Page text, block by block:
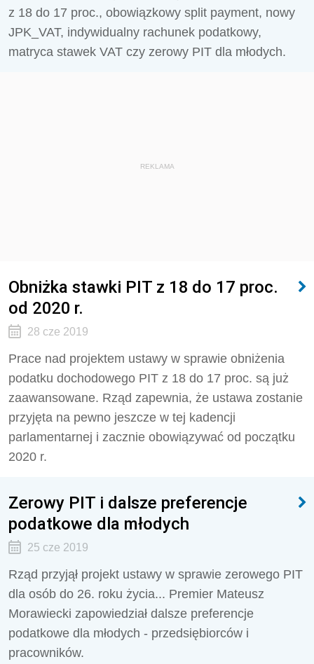
z 18 do 17 proc., obowiązkowy split payment, nowy
JPK_VAT, indywidualny rachunek podatkowy,
matryca stawek VAT czy zerowy PIT dla młodych.
REKLAMA
Obniżka stawki PIT z 18 do 17 proc.
od 2020 r.
28 cze 2019
Prace nad projektem ustawy w sprawie obniżenia
podatku dochodowego PIT z 18 do 17 proc. są już
zaawansowane. Rząd zapewnia, że ustawa zostanie
przyjęta na pewno jeszcze w tej kadencji
parlamentarnej i zacznie obowiązywać od początku
2020 r.
Zerowy PIT i dalsze preferencje
podatkowe dla młodych
25 cze 2019
Rząd przyjął projekt ustawy w sprawie zerowego PIT
dla osób do 26. roku życia... Premier Mateusz
Morawiecki zapowiedział dalsze preferencje
podatkowe dla młodych - przedsiębiorców i
pracowników.